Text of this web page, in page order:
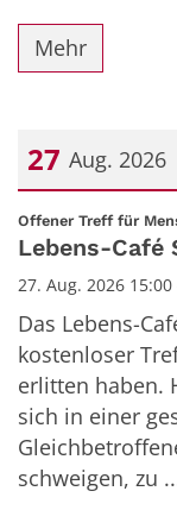
Mehr
27 Aug. 2026
Datum: 27.
Offener Treff für
Lebens-Café
27. Aug. 2026
Das Lebens-
kostenloser
erlitten haben.
sich in einer
schweigen, zu